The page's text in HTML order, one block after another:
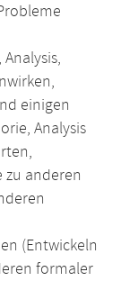
einigen
Analysis
anderen
(Entwickeln
formaler